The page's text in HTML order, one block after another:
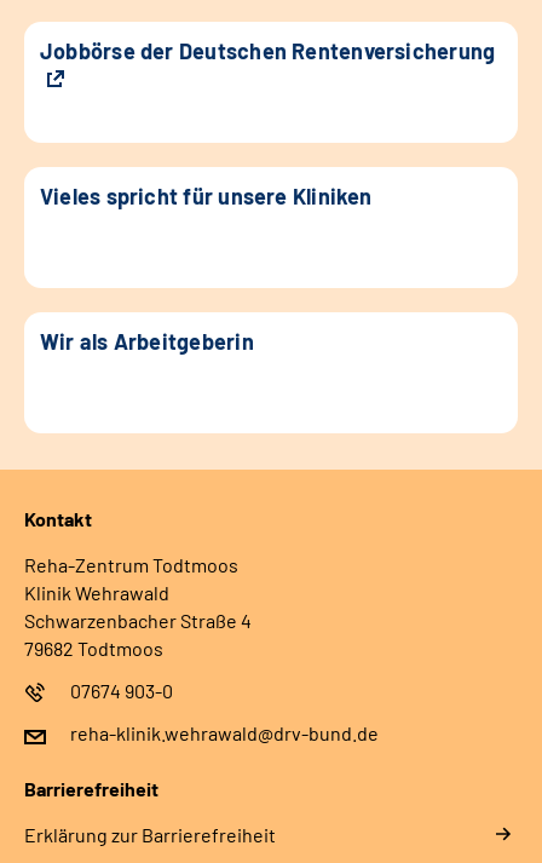
Jobbörse der Deutschen Rentenversicherung
Vieles spricht für unsere Kliniken
Wir als Arbeitgeberin
Kontakt
Reha-Zentrum Todtmoos
Klinik Wehrawald
Schwarzenbacher Straße 4
79682 Todtmoos
07674 903-0
reha-klinik.wehrawald@drv-bund.de
Barrierefreiheit
Erklärung zur Barrierefreiheit